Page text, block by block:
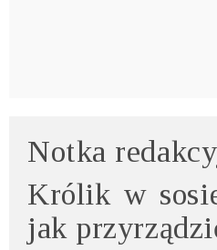
Notka
Królik w
jak